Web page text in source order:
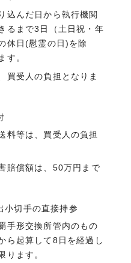
込んだ日から執行機関
るまで3日（土日祝・年
休日(慰霊の日)を除
す。
買受人の負担となりま
料等は、買受人の負担
賠償額は、50万円まで
小切手の直接持参
手形交換所管内のもの
ら起算して8日を経過し
ります。